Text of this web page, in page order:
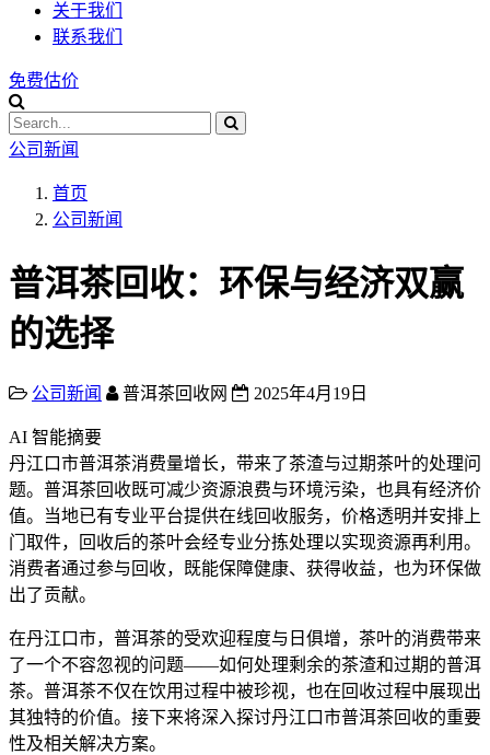
关于我们
联系我们
免费估价
公司新闻
首页
公司新闻
普洱茶回收：环保与经济双赢
的选择
公司新闻 普洱茶回收网 2025年4月19日
AI 智能摘要
丹江口市普洱茶消费量增长，带来了茶渣与过期茶叶的处理问
题。普洱茶回收既可减少资源浪费与环境污染，也具有经济价
值。当地已有专业平台提供在线回收服务，价格透明并安排上
门取件，回收后的茶叶会经专业分拣处理以实现资源再利用。
消费者通过参与回收，既能保障健康、获得收益，也为环保做
出了贡献。
在丹江口市，普洱茶的受欢迎程度与日俱增，茶叶的消费带来
了一个不容忽视的问题——如何处理剩余的茶渣和过期的普洱
茶。普洱茶不仅在饮用过程中被珍视，也在回收过程中展现出
其独特的价值。接下来将深入探讨丹江口市普洱茶回收的重要
性及相关解决方案。